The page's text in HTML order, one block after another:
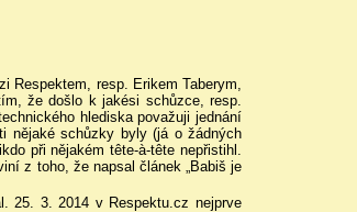
Respektem, resp. Erikem Taberym,
že došlo k jakési schůzce, resp.
hlediska považuji jednání
nějaké schůzky byly (já o žádných
při nějakém tête-à-tête nepřistihl.
z toho, že napsal článek „Babiš je
25. 3. 2014 v Respektu.cz nejprve